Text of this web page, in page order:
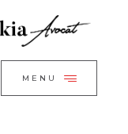
MENU
CLOSE